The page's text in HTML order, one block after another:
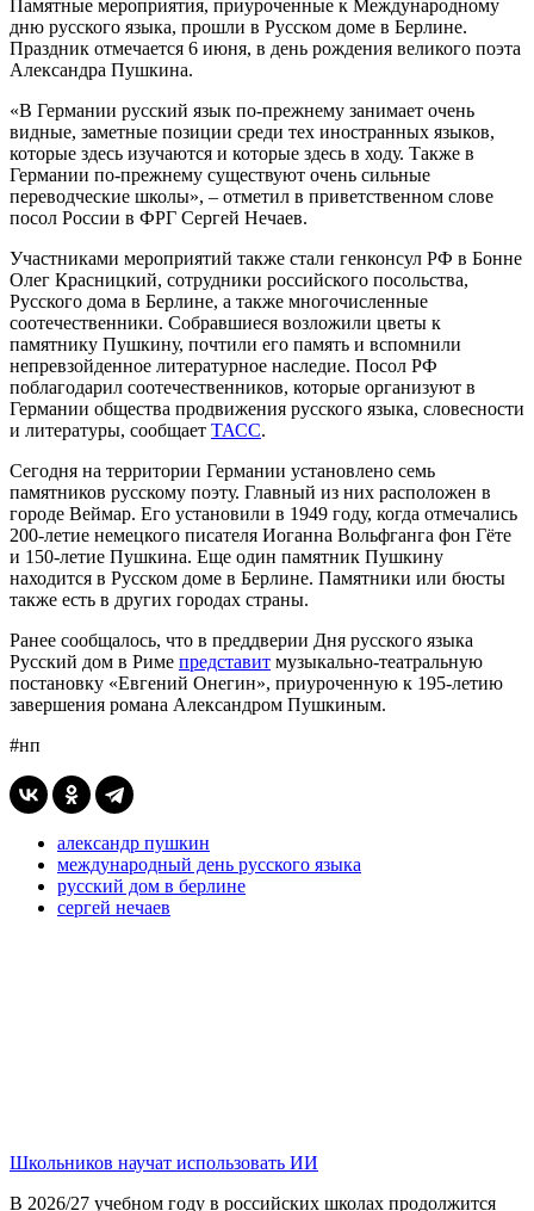
Памятные мероприятия, приуроченные к Международному
дню русского языка, прошли в Русском доме в Берлине.
Праздник отмечается 6 июня, в день рождения великого поэта
Александра Пушкина.
«В Германии русский язык по-прежнему занимает очень
видные, заметные позиции среди тех иностранных языков,
которые здесь изучаются и которые здесь в ходу. Также в
Германии по-прежнему существуют очень сильные
переводческие школы», – отметил в приветственном слове
посол России в ФРГ Сергей Нечаев.
Участниками мероприятий также стали генконсул РФ в Бонне
Олег Красницкий, сотрудники российского посольства,
Русского дома в Берлине, а также многочисленные
соотечественники. Собравшиеся возложили цветы к
памятнику Пушкину, почтили его память и вспомнили
непревзойденное литературное наследие. Посол РФ
поблагодарил соотечественников, которые организуют в
Германии общества продвижения русского языка, словесности
и литературы, сообщает ТАСС.
Сегодня на территории Германии установлено семь
памятников русскому поэту. Главный из них расположен в
городе Веймар. Его установили в 1949 году, когда отмечались
200-летие немецкого писателя Иоганна Вольфганга фон Гёте
и 150-летие Пушкина. Еще один памятник Пушкину
находится в Русском доме в Берлине. Памятники или бюсты
также есть в других городах страны.
Ранее сообщалось, что в преддверии Дня русского языка
Русский дом в Риме представит музыкально-театральную
постановку «Евгений Онегин», приуроченную к 195-летию
завершения романа Александром Пушкиным.
#нп
александр пушкин
международный день русского языка
русский дом в берлине
сергей нечаев
Школьников научат использовать ИИ
В 2026/27 учебном году в российских школах продолжится